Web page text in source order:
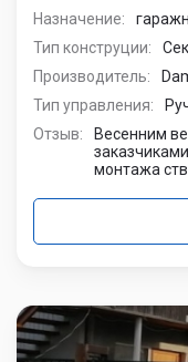
Назначение:
Тип конструции:
Производитель:
Тип управления:
Отзыв:
Весенним
монтажа